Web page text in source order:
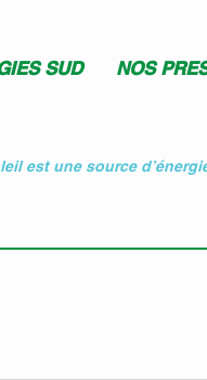
SUD NOS
est une source